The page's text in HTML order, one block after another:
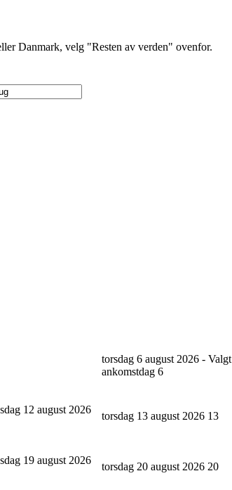
Danmark, velg "Resten av verden" ovenfor.
torsdag 6 august 2026 - Valgt
ankomstdag 6
12 august 2026
torsdag 13 august 2026 13
19 august 2026
torsdag 20 august 2026 20